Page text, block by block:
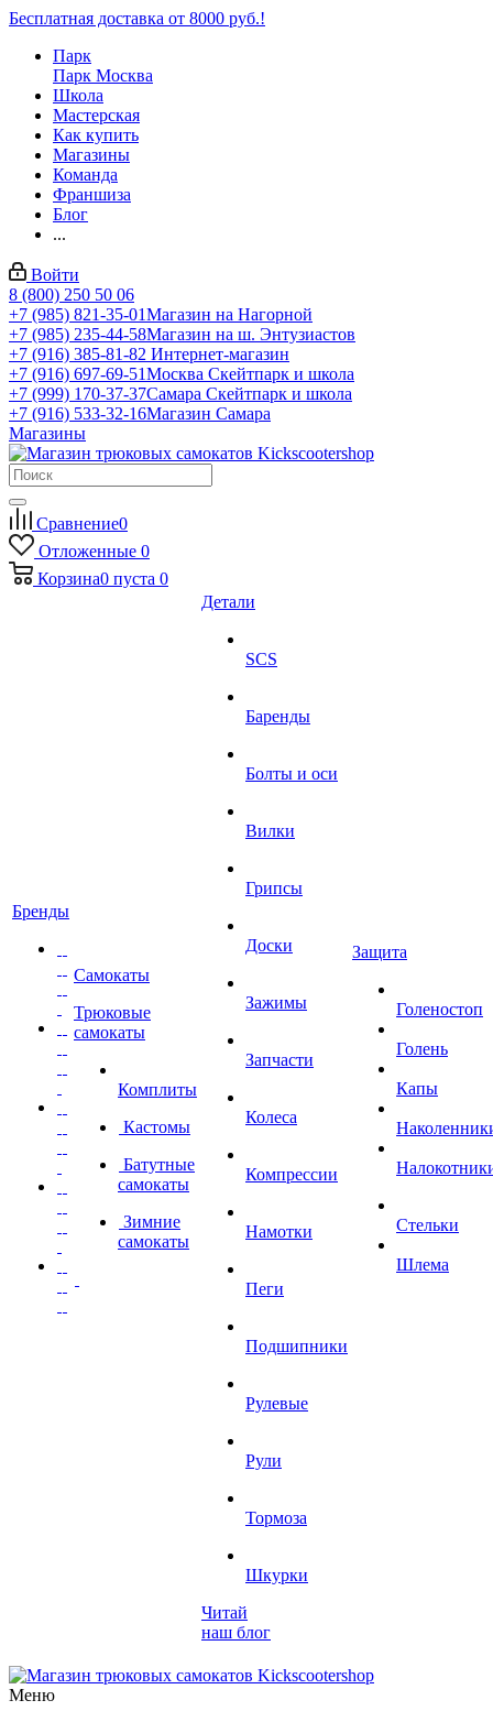
Бесплатная доставка от 8000 руб.!
Парк
Парк Москва
Школа
Мастерская
Как купить
Магазины
Команда
Франшиза
Блог
...
Войти
8 (800) 250 50 06
+7 (985) 821-35-01Магазин на Нагорной
+7 (985) 235-44-58Магазин на ш. Энтузиастов
+7 (916) 385-81-82 Интернет-магазин
+7 (916) 697-69-51Москва Скейтпарк и школа
+7 (999) 170-37-37Самара Скейтпарк и школа
+7 (916) 533-32-16Магазин Самара
Магазины
Сравнение0
Отложенные 0
Корзина0 пуста 0
Бренды
Самокаты
Трюковые
самокаты
Комплиты
Кастомы
Батутные
самокаты
Зимние
самокаты
Детали
SCS
Баренды
Болты и оси
Вилки
Грипсы
Доски
Зажимы
Запчасти
Колеса
Компрессии
Намотки
Пеги
Подшипники
Рулевые
Рули
Тормоза
Шкурки
Читай
наш блог
Защита
Голеностоп
Голень
Капы
Стельки
Шлема
Меню